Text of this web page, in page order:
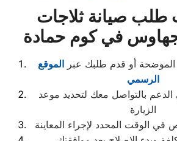
صيانة ثلاجات
الموضحة أو قدم طلبك عبرالموقع
الرسمي
بالتواصل معك لتحديد موعد
الزيارة
في الوقت المحدد لإجراء المعاينة